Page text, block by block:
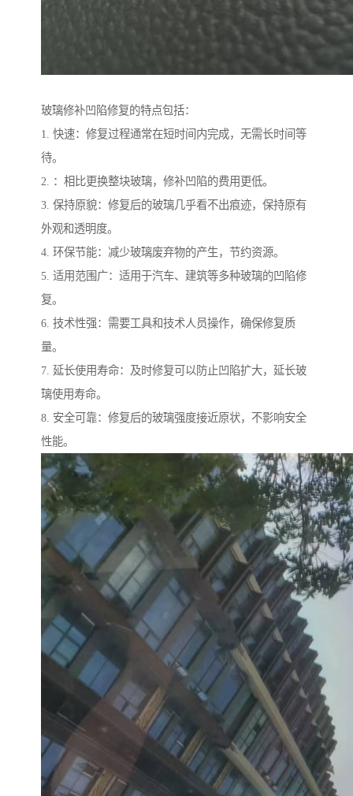
玻璃修补凹陷修复的特点包括：
1. 快速：修复过程通常在短时间内完成，无需长时间等
待。
2. ：相比更换整块玻璃，修补凹陷的费用更低。
3. 保持原貌：修复后的玻璃几乎看不出痕迹，保持原有
外观和透明度。
4. 环保节能：减少玻璃废弃物的产生，节约资源。
5. 适用范围广：适用于汽车、建筑等多种玻璃的凹陷修
复。
6. 技术性强：需要工具和技术人员操作，确保修复质
量。
7. 延长使用寿命：及时修复可以防止凹陷扩大，延长玻
璃使用寿命。
8. 安全可靠：修复后的玻璃强度接近原状，不影响安全
性能。